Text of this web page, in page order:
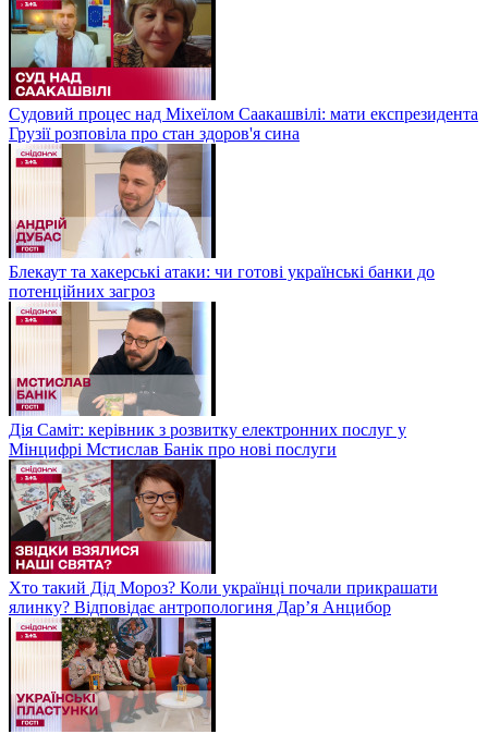
Судовий процес над Міхеїлом Саакашвілі: мати експрезидента
Грузії розповіла про стан здоров'я сина
Блекаут та хакерські атаки: чи готові українські банки до
потенційних загроз
Дія Саміт: керівник з розвитку електронних послуг у
Мінцифрі Мстислав Банік про нові послуги
Хто такий Дід Мороз? Коли українці почали прикрашати
ялинку? Відповідає антропологиня Дарʼя Анцибор